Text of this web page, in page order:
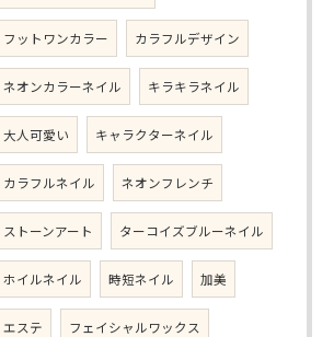
フットワンカラー カラフルデザイン
ネオンカラーネイル キラキラネイル
大人可愛い キャラクターネイル
カラフルネイル ネオンフレンチ
ストーンアート ターコイズブルーネイル
ホイルネイル 時短ネイル 加美
エステ フェイシャルワックス